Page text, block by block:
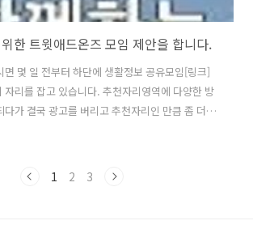
한 트윗애드온즈 모임 제안을 합니다.
면 몇 일 전부터 하단에 생활정보 공유모임[링크]
자리를 잡고 있습니다. 추천자리영역에 다양한 방
다가 결국 광고를 버리고 추천자리인 만큼 좀 더
1 2 3